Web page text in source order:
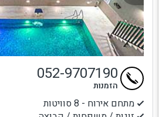
מתחם אירוח - 8 סוויטות
052-9707190
הזמנות